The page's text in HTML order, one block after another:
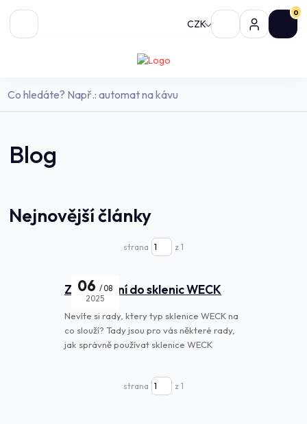
CZK
0
Blog
Nejnovější články
strana z 1
Zavařování do sklenic WECK
06
08
2025
Nevíte si rady, ktery typ sklenice WECK na
co slouží? Tady jsou pro vás některé rady,
jak správně používat sklenice WECK
strana z 1